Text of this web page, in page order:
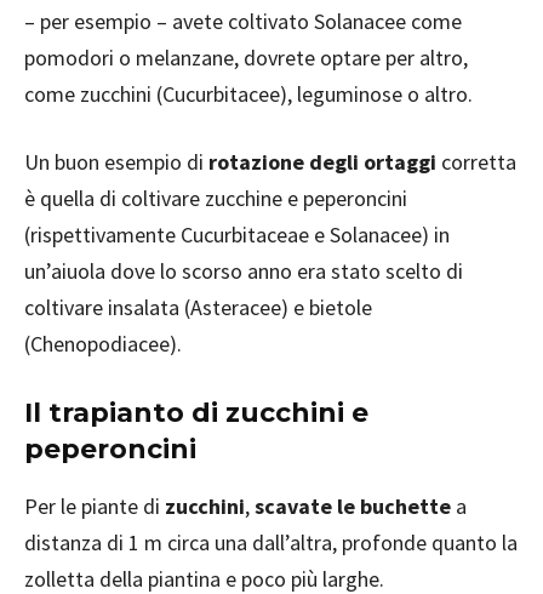
– per esempio – avete coltivato Solanacee come
pomodori o melanzane, dovrete optare per altro,
come zucchini (Cucurbitacee), leguminose o altro.
Un buon esempio di rotazione degli ortaggi corretta
è quella di coltivare zucchine e peperoncini
(rispettivamente Cucurbitaceae e Solanacee) in
un’aiuola dove lo scorso anno era stato scelto di
coltivare insalata (Asteracee) e bietole
(Chenopodiacee).
Il trapianto di zucchini e
peperoncini
Per le piante di zucchini,scavate le buchette a
distanza di 1 m circa una dall’altra, profonde quanto la
zolletta della piantina e poco più larghe.